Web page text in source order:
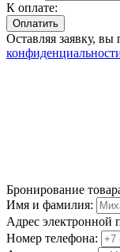
К оплате:
Оставляя заявку, вы
Бронирование
Имя и фамилия:
Адрес электронной
Номер телефона: